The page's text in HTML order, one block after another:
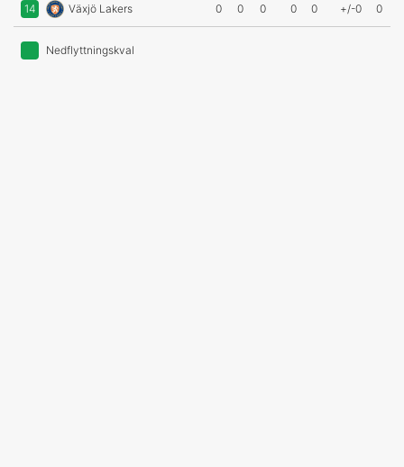
14 Växjö Lakers 0 0 0 0 0 +/-0 0
Nedflyttningskval